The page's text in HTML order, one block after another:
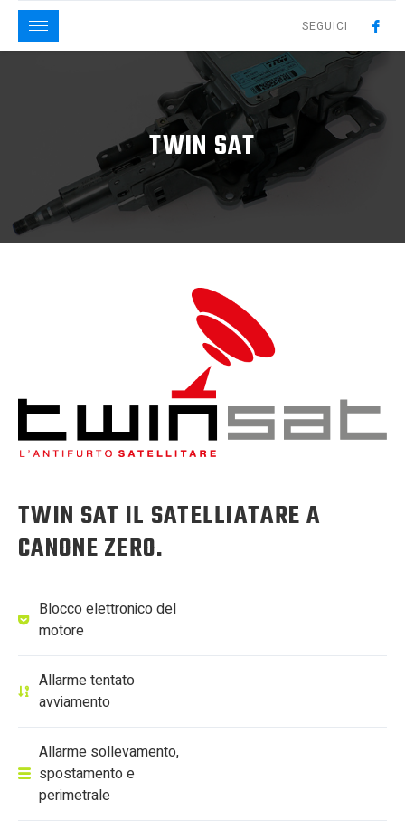
SEGUICI
TWIN SAT
TWIN SAT IL SATELLIATARE A
CANONE ZERO.
Blocco elettronico del
motore
Allarme tentato
avviamento
Allarme sollevamento,
spostamento e
perimetrale